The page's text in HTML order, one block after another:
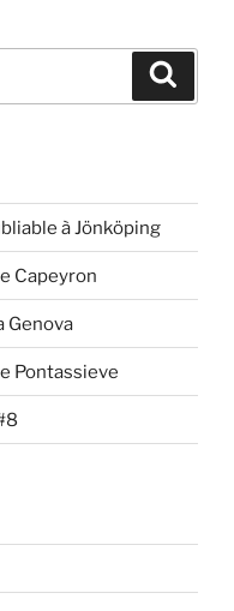
à Jönköping
Capeyron
Genova
Pontassieve